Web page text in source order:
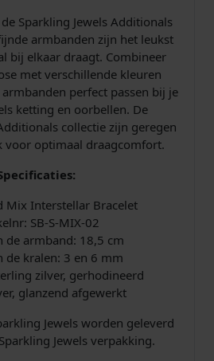
Sparkling Jewels Additionals
armbanden zijn het leukst
bij elkaar draagt. Combineer
met verschillende kleuren
perfect passen bij je
ketting en oorbellen. De
collectie zijn geregen
voor optimaal draagcomfort.
Mix Interstellar Bracelet
SB-S-MIX-02
de armband: 18,5 cm
de kralen: 3 en 6 mm
zilver, gerhodineerd
glanzend afgewerkt
Jewels worden geleverd
Jewels verpakking.